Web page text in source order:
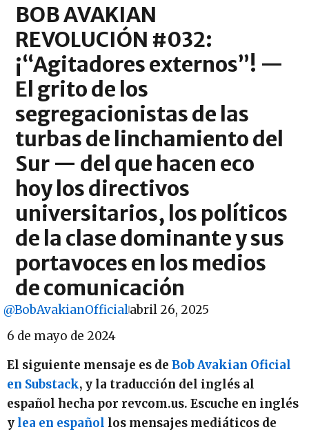
BOB AVAKIAN
REVOLUCIÓN #032:
¡“Agitadores externos”! —
El grito de los
segregacionistas de las
turbas de linchamiento del
Sur — del que hacen eco
hoy los directivos
universitarios, los políticos
de la clase dominante y sus
portavoces en los medios
de comunicación
@BobAvakianOfficialabril 26, 2025
6 de mayo de 2024
El siguiente mensaje es de Bob Avakian Oficial
en Substack, y la traducción del inglés al
español hecha por revcom.us. Escuche en inglés
y lea en español los mensajes mediáticos de